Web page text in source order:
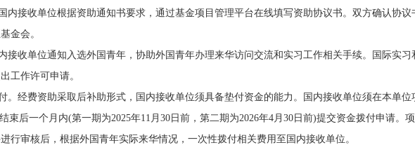
内接收单位根据资助通知书要求，通过基金项目管理平台在线填写资助协议书。双方确认协
金会。
接收单位通知入选外国青年，协助外国青年办理来华访问交流和实习工作相关手续。国际实
工作许可申请。
。经费资助采取后补助形式，国内接收单位须具备垫付资金的能力。国内接收单位须在本单
束后一个月内(第一期为2025年11月30日前，第二期为2026年4月30日前)提交资金拨付申请。
行审核后，根据外国青年实际来华情况，一次性拨付相关费用 至国内接收单位。